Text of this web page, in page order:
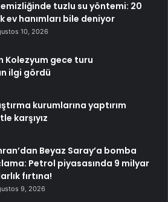
tuzlu su yöntemi: 20
ev hanımları bile deniyor
10, 2026
Kolezyum gece turu
ilgi gördü
kurumlarına yaptırım
karşıyız
Beyaz Saray’a bomba
Petrol piyasasında 9 milyar
fırtına!
9, 2026